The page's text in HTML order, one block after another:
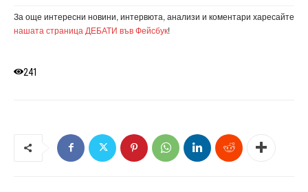
За още интересни новини, интервюта, анализи и коментари харесайте
нашата страница ДЕБАТИ във Фейсбук!
241